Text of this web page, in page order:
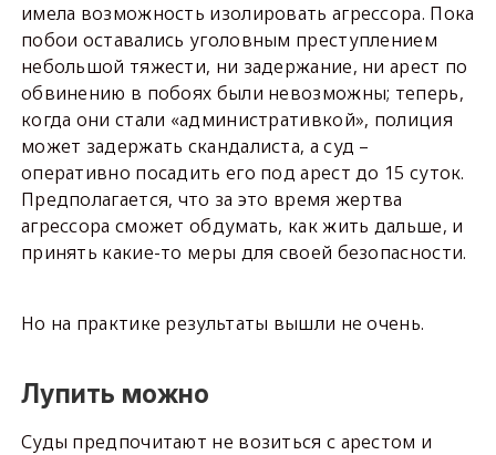
имела возможность изолировать агрессора. Пока
побои оставались уголовным преступлением
небольшой тяжести, ни задержание, ни арест по
обвинению в побоях были невозможны; теперь,
когда они стали «административкой», полиция
может задержать скандалиста, а суд –
оперативно посадить его под арест до 15 суток.
Предполагается, что за это время жертва
агрессора сможет обдумать, как жить дальше, и
принять какие-то меры для своей безопасности.
Но на практике результаты вышли не очень.
Лупить можно
Суды предпочитают не возиться с арестом и